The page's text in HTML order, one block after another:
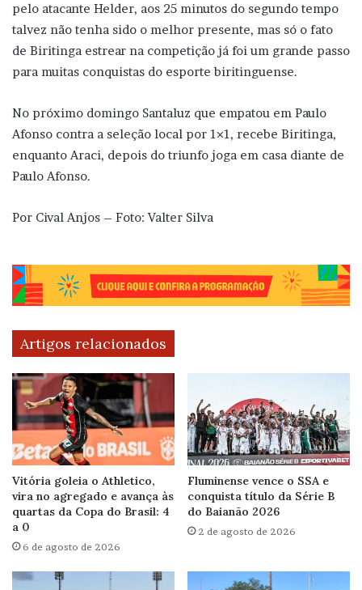
pelo atacante Helder, aos 25 minutos do segundo tempo
talvez não tenha sido o melhor presente, mas só o fato
de Biritinga estrear na competição já foi um grande passo
para muitas conquistas do esporte biritinguense.
No próximo domingo Santaluz que empatou em Paulo
Afonso contra a seleção local por 1×1, recebe Biritinga,
enquanto Araci, depois do triunfo joga em casa diante de
Paulo Afonso.
Por Cival Anjos – Foto: Valter Silva
Artigos relacionados
Vitória goleia o Athletico,
vira no agregado e avança às
quartas da Copa do Brasil: 4
a 0
6 de agosto de 2026
Fluminense vence o SSA e
conquista título da Série B
do Baianão 2026
2 de agosto de 2026